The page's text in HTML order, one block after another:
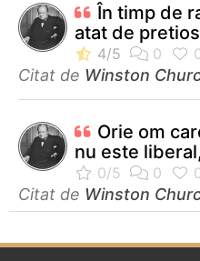
În timp de
atat de
Citat de Winston
Orie om
nu este
Citat de Winston